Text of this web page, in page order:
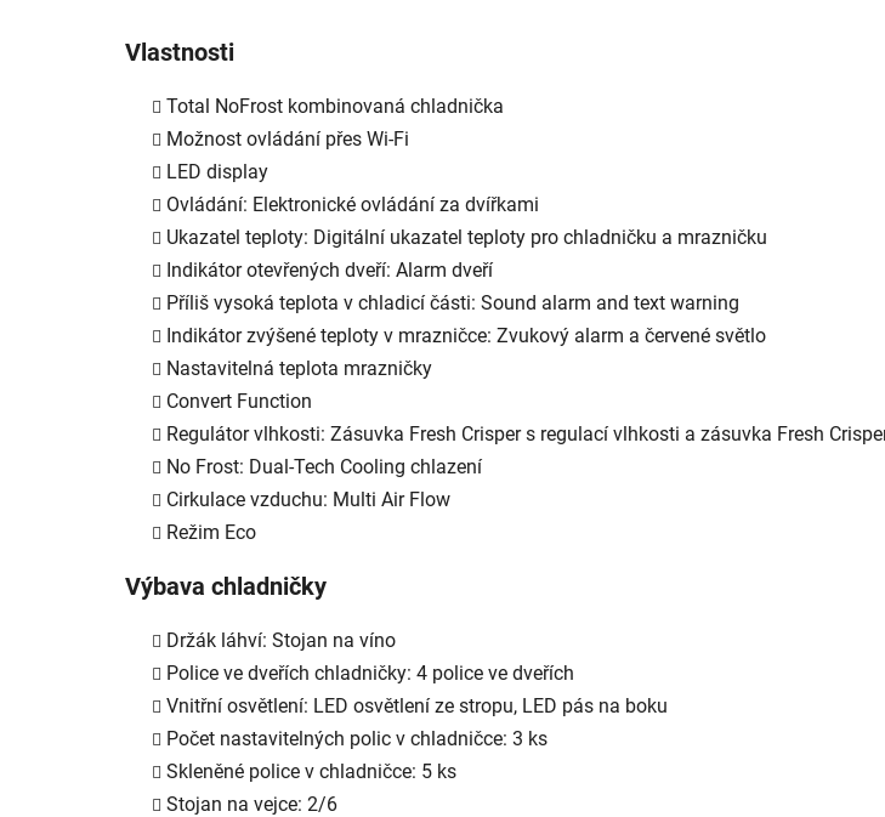
Vlastnosti
Total NoFrost kombinovaná chladnička
Možnost ovládání přes Wi-Fi
LED display
Ovládání: Elektronické ovládání za dvířkami
Ukazatel teploty: Digitální ukazatel teploty pro chladničku a mrazničku
Indikátor otevřených dveří: Alarm dveří
Příliš vysoká teplota v chladicí části: Sound alarm and text warning
Indikátor zvýšené teploty v mrazničce: Zvukový alarm a červené světlo
Nastavitelná teplota mrazničky
Convert Function
Regulátor vlhkosti: Zásuvka Fresh Crisper s regulací vlhkosti a zásuvka Fresh
No Frost: Dual-Tech Cooling chlazení
Cirkulace vzduchu: Multi Air Flow
Režim Eco
Výbava chladničky
Držák láhví: Stojan na víno
Police ve dveřích chladničky: 4 police ve dveřích
Vnitřní osvětlení: LED osvětlení ze stropu, LED pás na boku
Počet nastavitelných polic v chladničce: 3 ks
Skleněné police v chladničce: 5 ks
Stojan na vejce: 2/6